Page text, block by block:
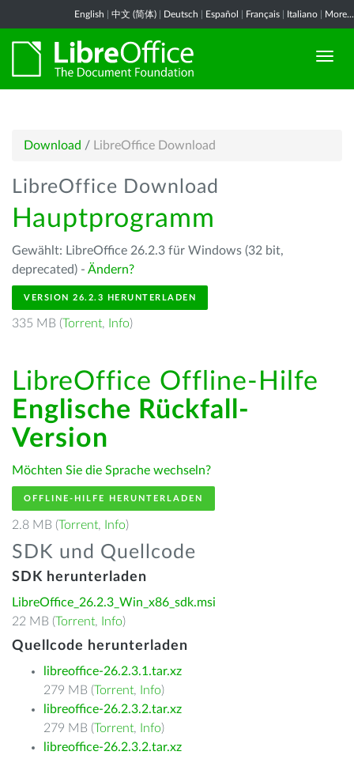
English 中文 (简体) Deutsch Español Français Italiano More...
Download / LibreOffice Download
LibreOffice Download
Hauptprogramm
Gewählt: LibreOffice 26.2.3 für Windows (32 bit,
deprecated) - Ändern?
VERSION 26.2.3 HERUNTERLADEN
335 MB (Torrent, Info)
LibreOffice Offline-Hilfe
Englische Rückfall-
Version
Möchten Sie die Sprache wechseln?
OFFLINE-HILFE HERUNTERLADEN
2.8 MB (Torrent, Info)
SDK und Quellcode
SDK herunterladen
LibreOffice_26.2.3_Win_x86_sdk.msi
22 MB (Torrent, Info)
Quellcode herunterladen
libreoffice-26.2.3.1.tar.xz
279 MB (Torrent, Info)
libreoffice-26.2.3.2.tar.xz
279 MB (Torrent, Info)
libreoffice-26.2.3.2.tar.xz